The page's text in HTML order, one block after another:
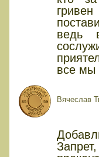
ведь
все мы
Вячеслав